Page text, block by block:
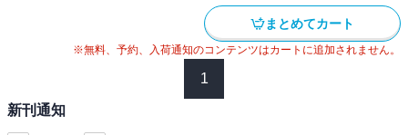
まとめてカート
※無料、予約、入荷通知のコンテンツはカートに追加されません。
1
新刊通知